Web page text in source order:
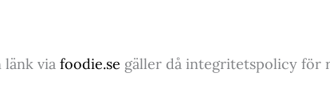
länk via foodie.se gäller då integritetspolicy för